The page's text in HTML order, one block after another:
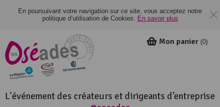
En poursuivant votre navigation sur ce site, vous acceptez notre
politique d’utilisation de Cookies. En savoir plus
L'événement des créateurs et dirigeants d’entreprise
Mon panier (0)